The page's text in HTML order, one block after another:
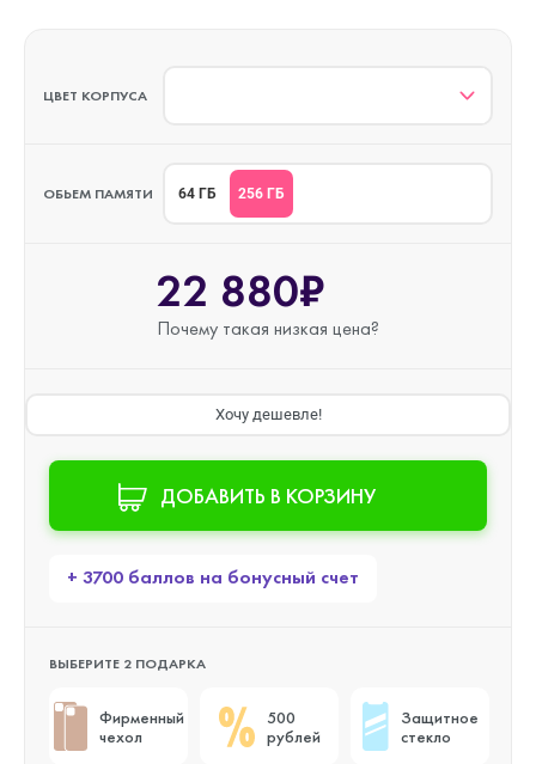
ЦВЕТ КОРПУСА
ОБЬЕМ ПАМЯТИ 64 ГБ 256 ГБ
22 880₽
Почему такая низкая цена?
Хочу дешевле!
ДОБАВИТЬ В КОРЗИНУ
+ 3700 баллов на бонусный счет
ВЫБЕРИТЕ 2 ПОДАРКА
Фирменный
чехол
500
рублей
Защитное
стекло